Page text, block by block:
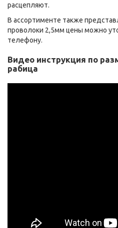
расцепляют.
В ассортименте также
проволоки 2,5мм цены можно
телефону.
Видео инструкция по
рабица